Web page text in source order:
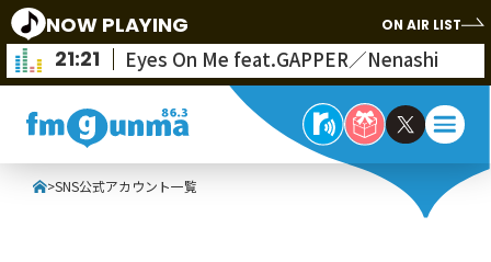
NOW PLAYING ON AIR LIST
21:21 Eyes On Me feat.GAPPER／Nenashi
>SNS公式アカウント一覧